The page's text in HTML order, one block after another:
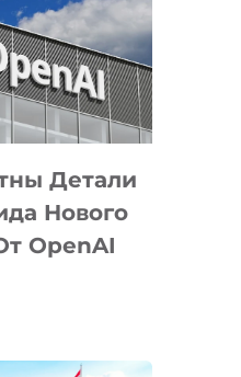
Детали
Нового
OpenAI